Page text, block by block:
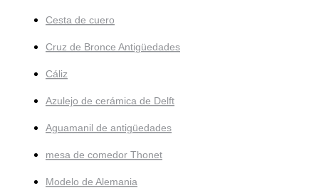
Cesta de cuero
Cruz de Bronce Antigüedades
Cáliz
Azulejo de cerámica de Delft
Aguamanil de antigüedades
mesa de comedor Thonet
Modelo de Alemania